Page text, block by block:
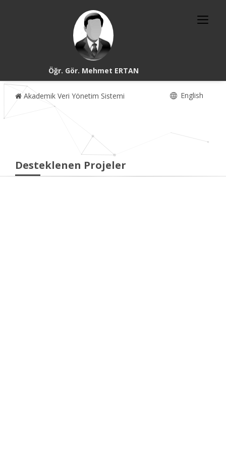
Öğr. Gör. Mehmet ERTAN
Akademik Veri Yönetim Sistemi English
Desteklenen Projeler